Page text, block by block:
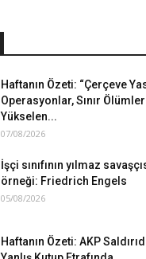
Haftanın Özeti: “Çerçeve
Operasyonlar, Sınır
Yükselen...
07/08/2026
İşçi sınıfının yılmaz
örneği: Friedrich Engels
05/08/2026
Haftanın Özeti: AKP